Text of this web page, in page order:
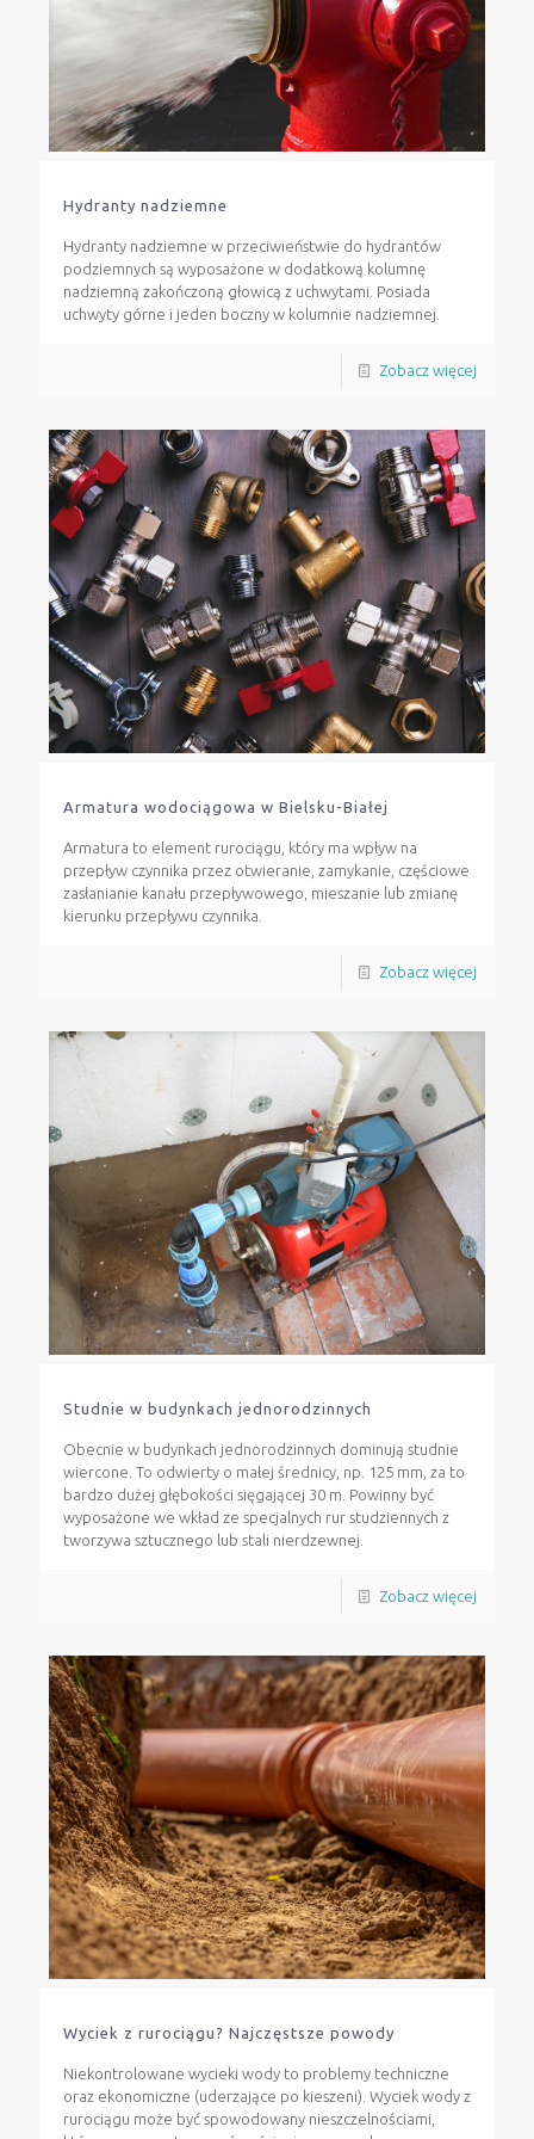
Hydranty nadziemne
Hydranty nadziemne w przeciwieństwie do hydrantów
podziemnych są wyposażone w dodatkową kolumnę
nadziemną zakończoną głowicą z uchwytami. Posiada
uchwyty górne i jeden boczny w kolumnie nadziemnej.
Zobacz więcej
Armatura wodociągowa w Bielsku-Białej
Armatura to element rurociągu, który ma wpływ na
przepływ czynnika przez otwieranie, zamykanie, częściowe
zasłanianie kanału przepływowego, mieszanie lub zmianę
kierunku przepływu czynnika.
Zobacz więcej
Studnie w budynkach jednorodzinnych
Obecnie w budynkach jednorodzinnych dominują studnie
wiercone. To odwierty o małej średnicy, np. 125 mm, za to
bardzo dużej głębokości sięgającej 30 m. Powinny być
wyposażone we wkład ze specjalnych rur studziennych z
tworzywa sztucznego lub stali nierdzewnej.
Zobacz więcej
Wyciek z rurociągu? Najczęstsze powody
Niekontrolowane wycieki wody to problemy techniczne
oraz ekonomiczne (uderzające po kieszeni). Wyciek wody z
rurociągu może być spowodowany nieszczelnościami,